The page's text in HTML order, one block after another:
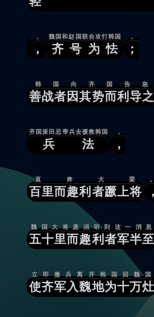
，
，
齐号为怯
魏国和赵国联合攻打韩国
；
，
善战者因其势而利导之
韩国向齐国告急
兵法
齐国派田忌带兵去援救韩国
，
，
百里而趣利者蹶上将
直奔大梁
，
五十里而趣利者军半至
魏国大将庞涓听到这一消息
使齐军入魏地为十万灶
立即撤兵离开韩国回魏国